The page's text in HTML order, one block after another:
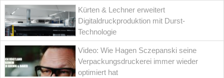
Kürten & Lechner erweitert
Digitaldruckproduktion mit Durst-
Technologie
Video: Wie Hagen Sczepanski seine
Verpackungsdruckerei immer wieder
optimiert hat